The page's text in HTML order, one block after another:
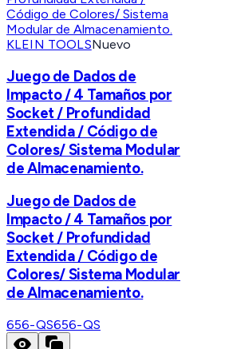
KLEIN TOOLSNuevo
Juego de Dados de
Impacto / 4 Tamaños por
Socket / Profundidad
Extendida / Código de
Colores/ Sistema Modular
de Almacenamiento.
Juego de Dados de
Impacto / 4 Tamaños por
Socket / Profundidad
Extendida / Código de
Colores/ Sistema Modular
de Almacenamiento.
656-QS656-QS